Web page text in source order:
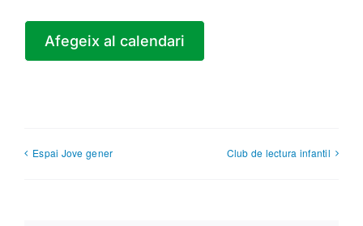
Afegeix al calendari
Espai Jove gener Club de lectura infantil